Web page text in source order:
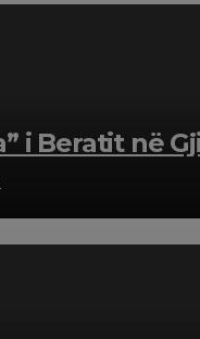
i Beratit në